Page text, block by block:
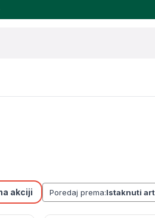
akciji Poredaj prema: